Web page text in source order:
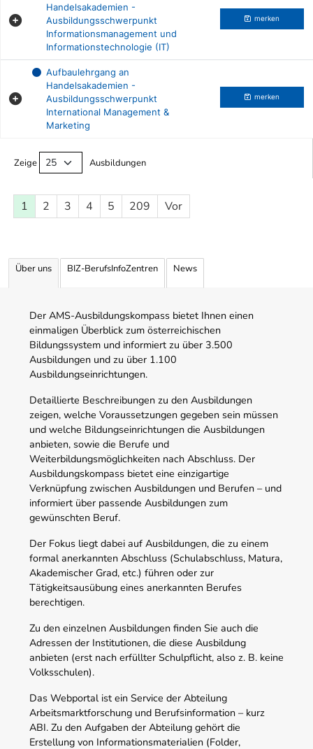
Handelsakademien -
Ausbildungsschwerpunkt
Informationsmanagement und
Informationstechnologie (IT)
merken
Aufbaulehrgang an
Handelsakademien -
Ausbildungsschwerpunkt
International Management &
Marketing
merken
Zeige Ausbildungen
1 2 3 4 5 209 Vor
Über uns BIZ-BerufsInfoZentren News
Der AMS-Ausbildungskompass bietet Ihnen einen
einmaligen Überblick zum österreichischen
Bildungssystem und informiert zu über 3.500
Ausbildungen und zu über 1.100
Ausbildungseinrichtungen.
Detaillierte Beschreibungen zu den Ausbildungen
zeigen, welche Voraussetzungen gegeben sein müssen
und welche Bildungseinrichtungen die Ausbildungen
anbieten, sowie die Berufe und
Weiterbildungsmöglichkeiten nach Abschluss. Der
Ausbildungskompass bietet eine einzigartige
Verknüpfung zwischen Ausbildungen und Berufen – und
informiert über passende Ausbildungen zum
gewünschten Beruf.
Der Fokus liegt dabei auf Ausbildungen, die zu einem
formal anerkannten Abschluss (Schulabschluss, Matura,
Akademischer Grad, etc.) führen oder zur
Tätigkeitsausübung eines anerkannten Berufes
berechtigen.
Zu den einzelnen Ausbildungen finden Sie auch die
Adressen der Institutionen, die diese Ausbildung
anbieten (erst nach erfüllter Schulpflicht, also z. B. keine
Volksschulen).
Das Webportal ist ein Service der Abteilung
Arbeitsmarktforschung und Berufsinformation – kurz
ABI. Zu den Aufgaben der Abteilung gehört die
Erstellung von Informationsmaterialien (Folder,